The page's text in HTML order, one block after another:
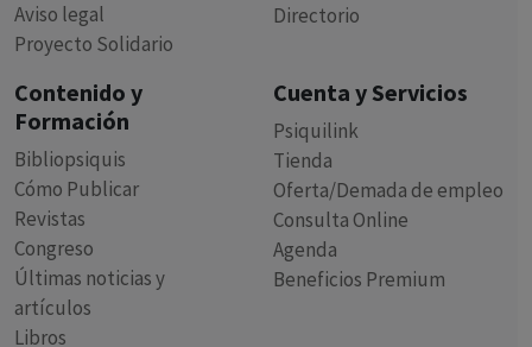
Aviso legal
Proyecto Solidario
Directorio
Contenido y
Formación
Bibliopsiquis
Cómo Publicar
Revistas
Congreso
Últimas noticias y
artículos
Libros
Cuenta y Servicios
Psiquilink
Tienda
Oferta/Demada de empleo
Consulta Online
Agenda
Beneficios Premium